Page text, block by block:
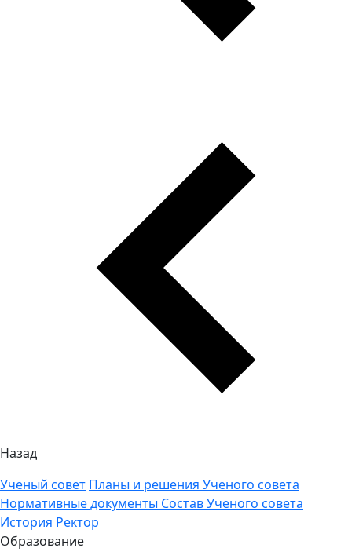
Назад
Ученый совет Планы и решения Ученого совета
Нормативные документы Состав Ученого совета
История Ректор
Образование